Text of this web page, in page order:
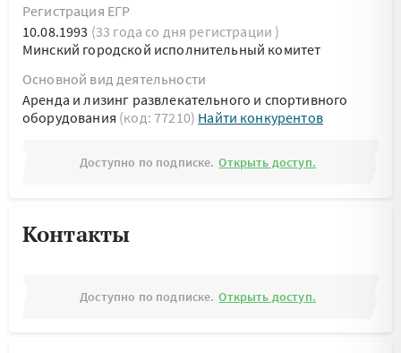
Регистрация ЕГР
10.08.1993 (33 года со дня регистрации )
Минский городской исполнительный комитет
Основной вид деятельности
Аренда и лизинг развлекательного и спортивного
оборудования (код: 77210) Найти конкурентов
Доступно по подписке. Открыть доступ.
Контакты
Доступно по подписке. Открыть доступ.